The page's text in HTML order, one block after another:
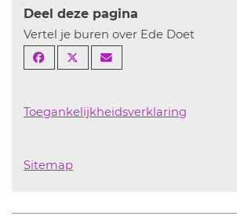
Deel deze pagina
Vertel je buren over Ede Doet
Toegankelijkheidsverklaring
Sitemap